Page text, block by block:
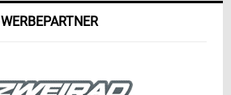
WERBEPARTNER